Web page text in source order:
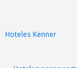
Hoteles Kenner